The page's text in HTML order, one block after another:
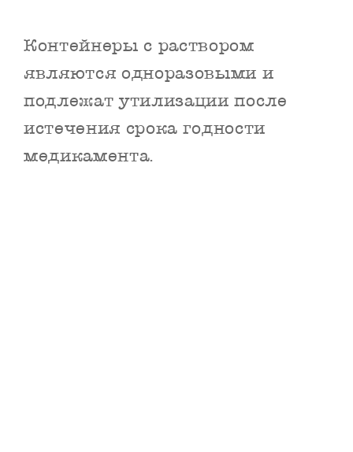
Контейнеры с раствором
являются одноразовыми и
подлежат утилизации после
истечения срока годности
медикамента.